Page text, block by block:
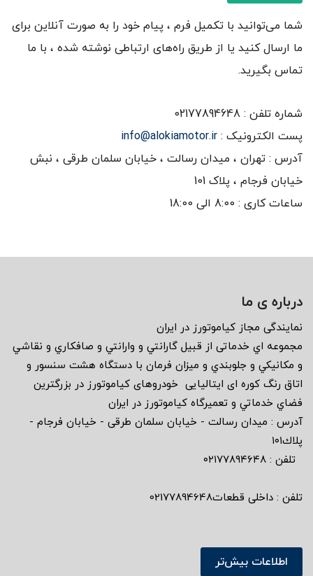
شما می‌توانید با تکمیل فرم ، پیام خود را به صورت آنلاین برای
ما ارسال کنید یا از طریق راه‌های ارتباطی نوشته شده ، با ما
تماس بگیرید.
شماره تلفن : 02177894648
پست الکترونیک : info@alokiamotor.ir
آدرس : تهران ، میدان رسالت ، خیابان سلمان طرقی ، نبش
خیابان فرجام ، پلاک 101
ساعات کاری : 8:00 الی 18:00
درباره ی ما
نمايندگى مجاز كياموتورز در ايران
مجموعه اي خدماتى از قبيل گارانتي و وارانتي و صافكاري و نقاشي
و مكانيكي و جلوبندي و ميزان فرمان با دستگاه هشت سنسور و
اتاق رنگ كوره اى ايتاليايى خودروهاى كياموتورز در بزرگترين
فضاي خدماتي و تعميرگاه كياموتورز در ايران
آدرس : ميدان رسالت - خيابان سلمان طرقى - خيابان فرجام -
پلاك١٠١
تلفن : ٠٢١٧٧٨٩٤٦٤٨
تلفن : داخلی قطعات02177894648
اطلاعات بیش‌تر